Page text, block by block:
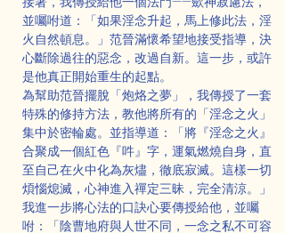
並囑咐道：「如果淫念升起，馬上修此法，淫
火自然頓息。」范晉滿懷希望地接受指導，決
心斷除過往的惡念，改過自新。這一步，或許
是他真正開始重生的起點。
為幫助范晉擺脫「炮烙之夢」，我傳授了一套
特殊的修持方法，教他將所有的「淫念之火」
集中於密輪處。並指導道：「將『淫念之火』
合聚成一個紅色『吽』字，運氣燃燒自身，直
至自己在火中化為灰燼，徹底寂滅。這樣一切
煩惱熄滅，心神進入禪定三昧，完全清涼。」
我進一步將心法的口訣心要傳授給他，並囑
咐：「陰曹地府與人世不同，一念之私不可容